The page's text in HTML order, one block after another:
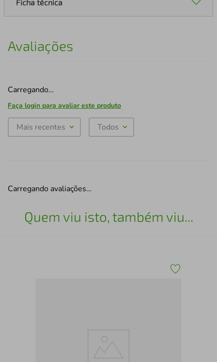
Ficha técnica
Avaliações
Carregando…
Faça login para avaliar este produto
Mais recentes Todos
Carregando avaliações…
Quem viu isto, também viu...